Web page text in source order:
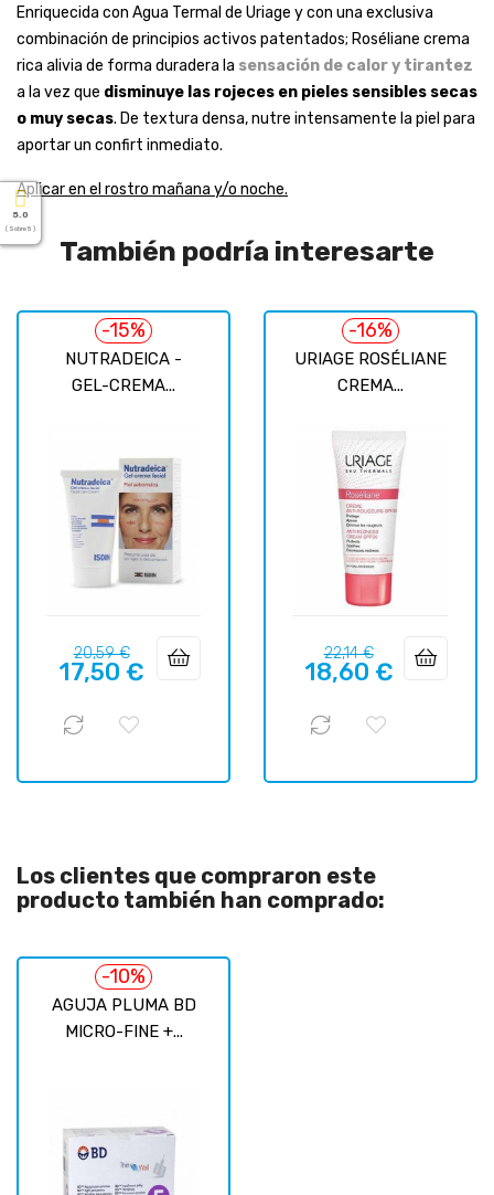
Enriquecida con Agua Termal de Uriage y con una exclusiva
combinación de principios activos patentados; Roséliane crema
rica alivia de forma duradera la sensación de calor y tirantez
a la vez que disminuye las rojeces en pieles sensibles secas
o muy secas. De textura densa, nutre intensamente la piel para
aportar un confirt inmediato.
Aplicar en el rostro mañana y/o noche.
También podría interesarte
NUTRADEICA -
GEL-CREMA...
-15%
Precio
regular
20,59 €Precio
17,50 €
URIAGE ROSÉLIANE
CREMA...
-16%
Precio
regular
22,14 €Precio
18,60 €
Los clientes que compraron este
producto también han comprado:
AGUJA PLUMA BD
MICRO-FINE +...
-10%
5.0
( Sobre 5 )